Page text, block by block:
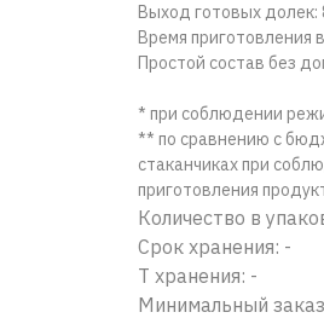
Выход готовых долек:
Время приготовления
Простой состав без
* при соблюдении
** по сравнению с
стаканчиках при
приготовления
Количество в
Срок хранения: -
Т хранения: -
Минимальный